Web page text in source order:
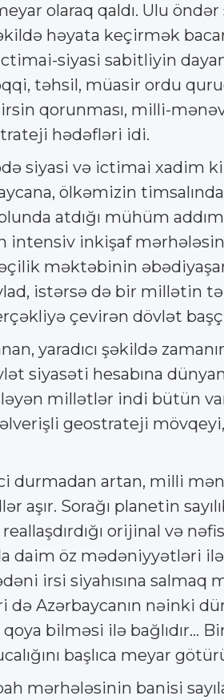
olaraq qaldı. Ulu
həyata keçirmək
siyasi sabitliyin
təhsil, müasir ordu
irsin qorunması, milli-
hədəfləri idi.
siyasi və ictimai xadim
ölkəmizin
atdığı mühüm
inkişaf
məktəbinin
istərsə də bir millətin
çevirən dövlət
yaradıcı şəkildə
siyasəti hesabına
millətlər indi bütün
geostrateji
durmadan artan, milli
aşır. Sorağı planetin
orijinal və
daim öz mədəniyyətləri
irsi siyahısına
Azərbaycanın nəinki
bilməsi ilə bağlıdır...
başlıca meyar
mərhələsinin banisi